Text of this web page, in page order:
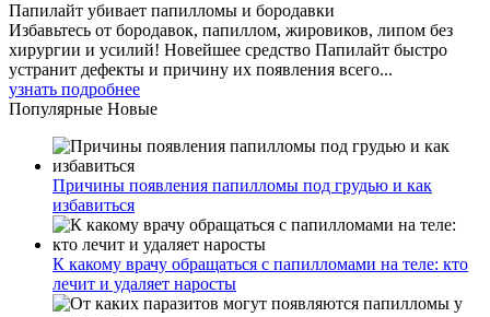
Папилайт убивает папилломы и бородавки
Избавьтесь от бородавок, папиллом, жировиков, липом без
хирургии и усилий! Новейшее средство Папилайт быстро
устранит дефекты и причину их появления всего...
узнать подробнее
Популярные Новые
Причины появления папилломы под грудью и как
избавиться
К какому врачу обращаться с папилломами на теле: кто
лечит и удаляет наросты